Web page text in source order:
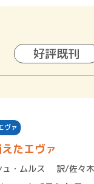
好評既刊
ヴァ
たエヴァ
・ムルス 訳/佐々